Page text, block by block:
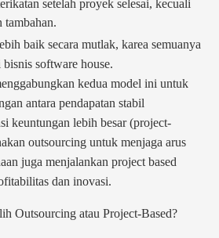
setelah proyek selesai, kecuali
tambahan.
baik secara mutlak, karea semuanya
software house.
kedua model ini untuk
antara pendapatan stabil
keuntungan lebih besar (project-
outsourcing untuk menjaga arus
juga menjalankan project based
dan inovasi.
Outsourcing atau Project-Based?